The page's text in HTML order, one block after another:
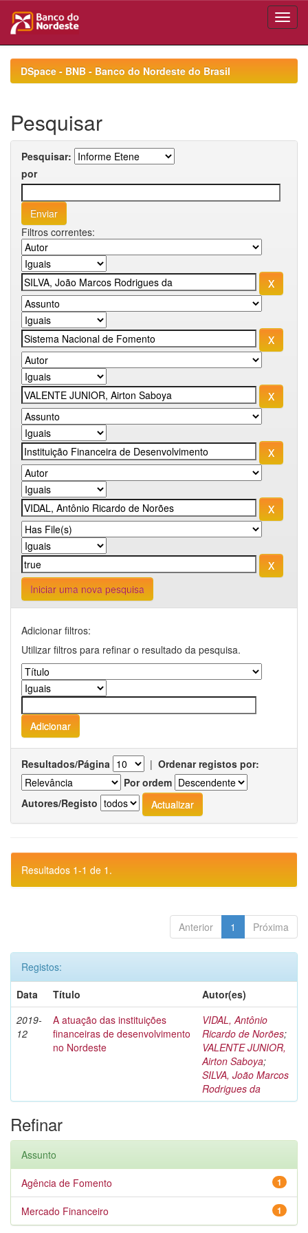
navigationDSpace - BNB - Banco do Nordeste do Brasil
Pesquisar
Pesquisar:
por
Filtros correntes:
Iniciar uma nova pesquisa
Adicionar filtros:
Utilizar filtros para refinar o resultado da pesquisa.
Resultados/Página | Ordenar registos por:
Por ordem
Autores/Registo
Resultados 1-1 de 1.
Anterior 1 Próxima
Registos:
Data
Título
Autor(es)
2019-
12
A atuação das instituições
financeiras de desenvolvimento
no Nordeste
VIDAL, Antônio
Ricardo de Norões;
VALENTE JUNIOR,
Airton Saboya;
SILVA, João Marcos
Rodrigues da
Refinar
Assunto
1
Agência de Fomento
1
Mercado Financeiro